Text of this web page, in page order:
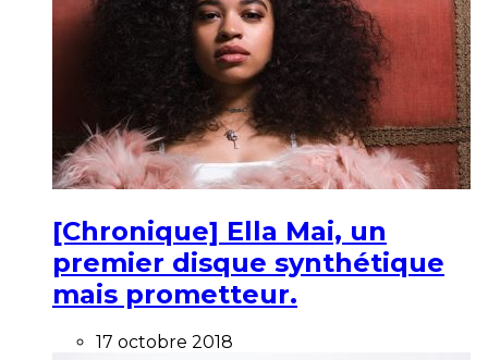
[Chronique] Ella Mai, un
premier disque synthétique
mais prometteur.
17 octobre 2018